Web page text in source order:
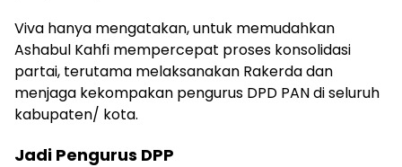
Viva hanya mengatakan, untuk memudahkan
Ashabul Kahfi mempercepat proses konsolidasi
partai, terutama melaksanakan Rakerda dan
menjaga kekompakan pengurus DPD PAN di seluruh
kabupaten/ kota.
Jadi Pengurus DPP